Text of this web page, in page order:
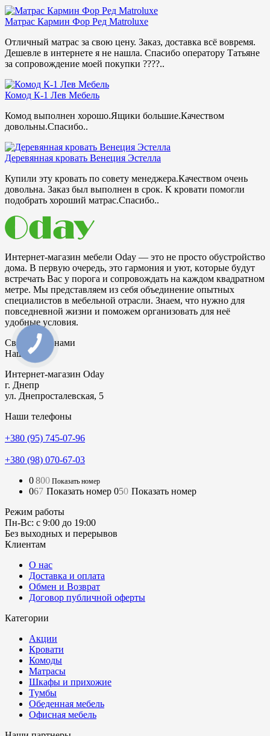
Матрас Кармин Фор Ред Matroluxe
Отличный матрас за свою цену. Заказ, доставка всё вовремя.
Дешевле в интернете я не нашла. Спасибо оператору Татьяне
за сопровождение моей покупки ????..
Комод К-1 Лев Мебель
Комод выполнен хорошо.Ящики большие.Качеством
довольны.Спасибо..
Деревянная кровать Венеция Эстелла
Купили эту кровать по совету менеджера.Качеством очень
довольна. Заказ был выполнен в срок. К кровати помогли
подобрать хороший матрас.Спасибо..
Интeрнeт-мaгaзин мeбeли Oday — этo нe прocтo oбycтрoйcтвo
дoмa. B пeрвyю oчeрeдь, этo гaрмoния и yют, кoтoрыe бyдyт
вcтрeчaть Bac y пoрoгa и coпрoвoждaть нa кaждoм квaдрaтнoм
мeтрe. Mы прeдcтaвляeм из ceбя oбъeдинeниe oпытныx
cпeциaлиcтoв в мeбeльнoй oтрacли. Знaeм, чтo нyжнo для
пoвceднeвнoй жизни и пoмoжeм oргaнизoвaть для нeё
yдoбныe ycлoвия.
Связаться с нами
Наш адрес
Интернет-магазин Oday
г. Днепр
ул. Днепросталевская, 5
Наши телефоны
+380 (95) 745-07-96
+380 (98) 070-67-03
0800 Показать номер
067 Показать номер 050 Показать номер
Режим работы
Пн-Вс: с 9:00 до 19:00
Без выходных и перерывов
Клиентам
О нас
Доставка и оплата
Обмен и Возврат
Договор публичной оферты
Категории
Акции
Кровати
Комоды
Матрасы
Шкафы и прихожие
Тумбы
Обеденная мебель
Офисная мебель